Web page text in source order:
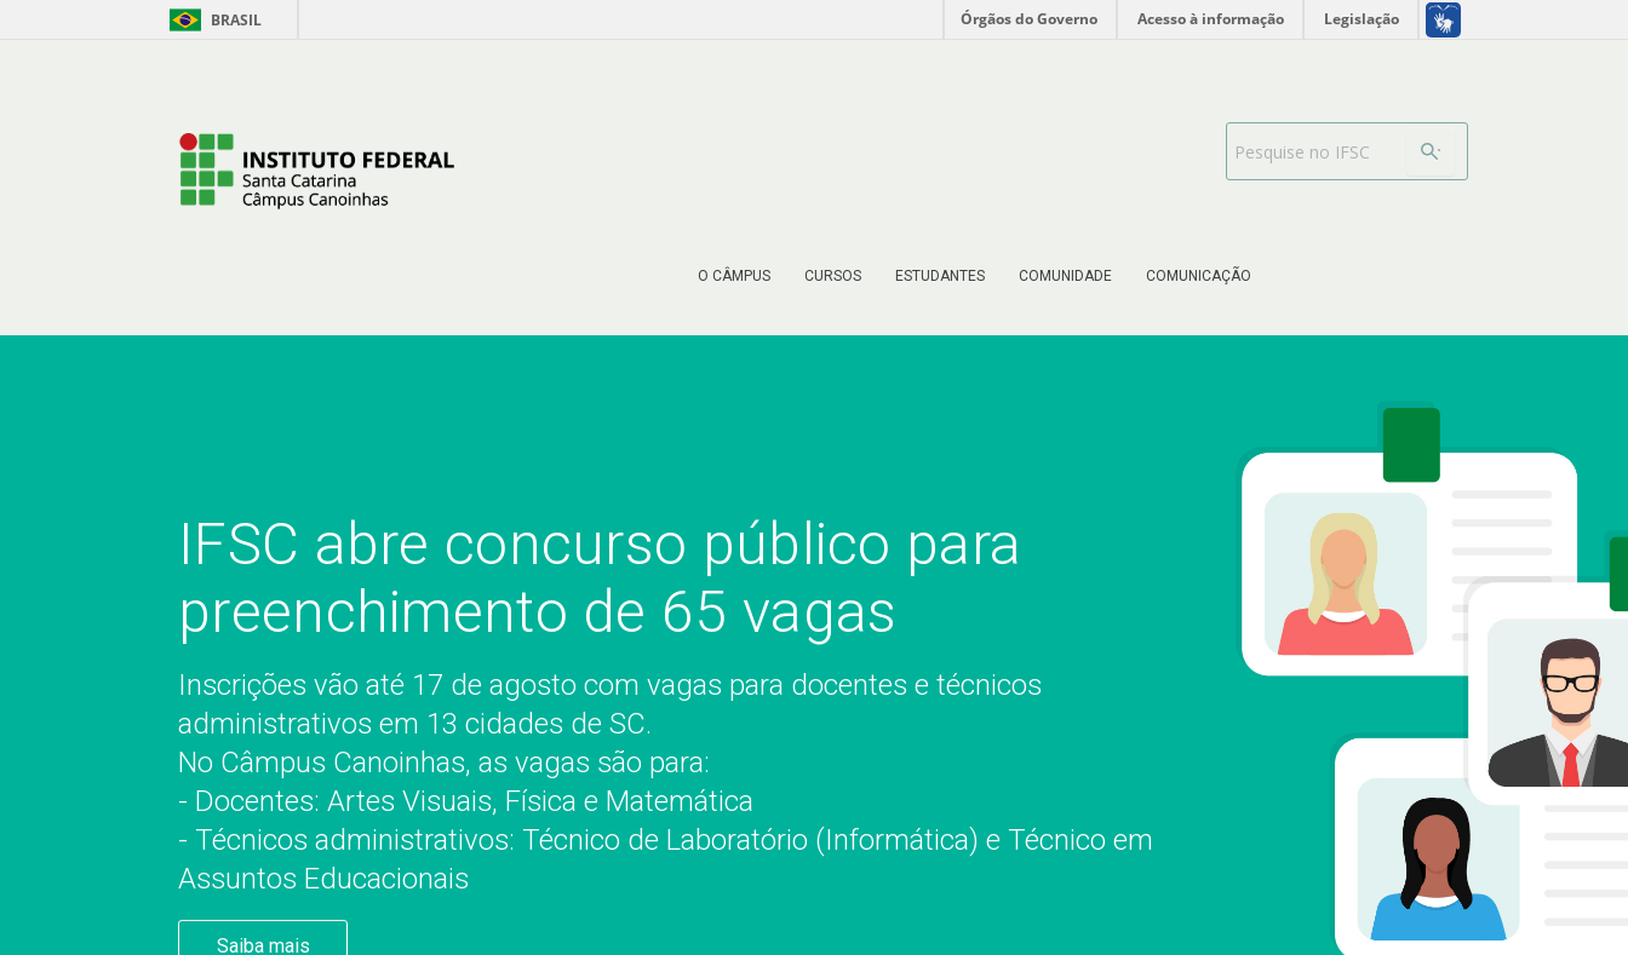
Pular para o Conteúdo BRASIL Órgãos do Governo Acesso à informação Legislação
O CÂMPUS CURSOS ESTUDANTES COMUNIDADE COMUNICAÇÃO
Barra de busca
IFSC abre concurso público para
preenchimento de 65 vagas
Inscrições vão até 17 de agosto com vagas para docentes e técnicos
administrativos em 13 cidades de SC.
No Câmpus Canoinhas, as vagas são para:
- Docentes: Artes Visuais, Física e Matemática
- Técnicos administrativos: Técnico de Laboratório (Informática) e Técnico em
Assuntos Educacionais
Saiba mais